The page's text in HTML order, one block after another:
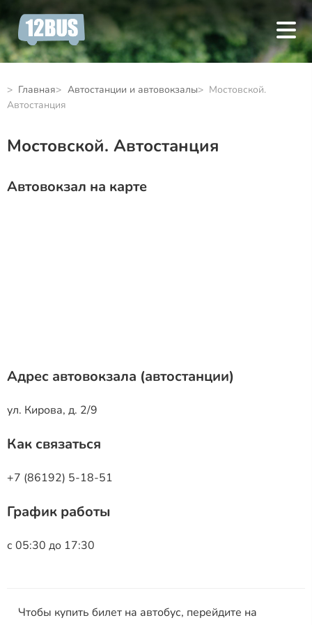
Главная Автостанции и автовокзалы
Мостовской.
Автостанция
Мостовской. Автостанция
Автовокзал на карте
Адрес автовокзала (автостанции)
ул. Кирова, д. 2/9
Как связаться
+7 (86192) 5-18-51
График работы
с 05:30 до 17:30
Чтобы купить билет на автобус, перейдите на